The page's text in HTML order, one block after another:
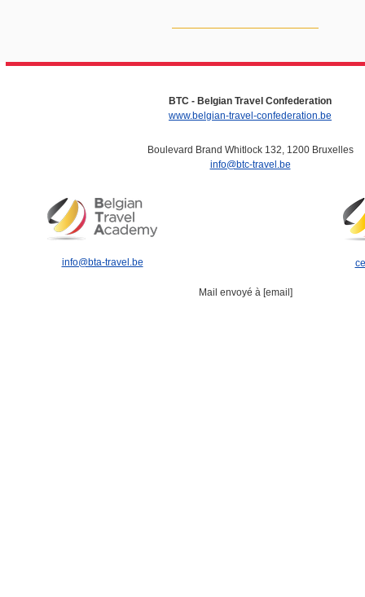
BTC - Belgian Travel Confederation
www.belgian-travel-confederation.be
Boulevard Brand Whitlock 132, 1200 Bruxelles
info@btc-travel.be
info@bta-travel.be
Mail envoyé à [email]